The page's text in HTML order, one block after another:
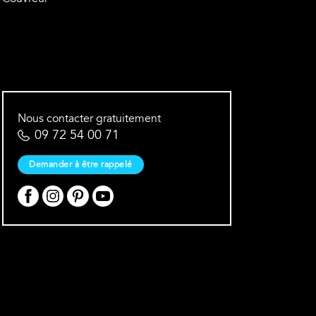
Nous contacter gratuitement
09 72 54 00 71
Demander à être rappelé